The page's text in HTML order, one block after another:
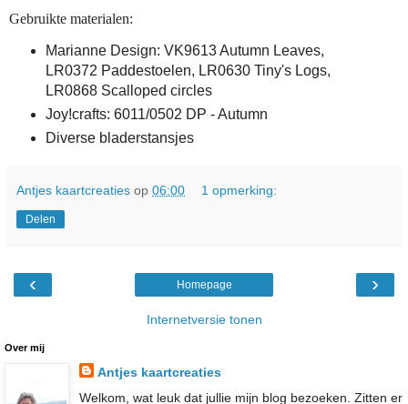
Gebruikte materialen:
Marianne Design: VK9613 Autumn Leaves,
LR0372 Paddestoelen, LR0630 Tiny's Logs,
LR0868 Scalloped circles
Joy!crafts: 6011/0502 DP - Autumn
Diverse bladerstansjes
Antjes kaartcreaties op 06:00 1 opmerking:
Delen
‹ ›
Homepage
Internetversie tonen
Over mij
Antjes kaartcreaties
Welkom, wat leuk dat jullie mijn blog bezoeken. Zitten er